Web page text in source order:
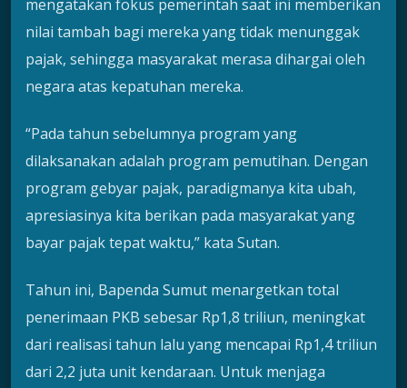
mengatakan fokus pemerintah saat ini memberikan
nilai tambah bagi mereka yang tidak menunggak
pajak, sehingga masyarakat merasa dihargai oleh
negara atas kepatuhan mereka.
“Pada tahun sebelumnya program yang
dilaksanakan adalah program pemutihan. Dengan
program gebyar pajak, paradigmanya kita ubah,
apresiasinya kita berikan pada masyarakat yang
bayar pajak tepat waktu,” kata Sutan.
Tahun ini, Bapenda Sumut menargetkan total
penerimaan PKB sebesar Rp1,8 triliun, meningkat
dari realisasi tahun lalu yang mencapai Rp1,4 triliun
dari 2,2 juta unit kendaraan. Untuk menjaga